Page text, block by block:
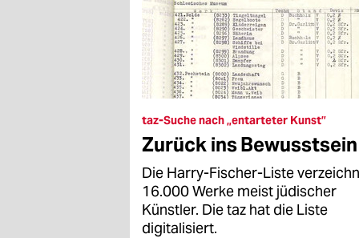
taz-Suche nach „entarteter Kunst”
Zurück ins Bewusstsein
Die Harry-Fischer-Liste
16.000 Werke meist jüdischer
Künstler. Die taz hat die Liste
digitalisiert.